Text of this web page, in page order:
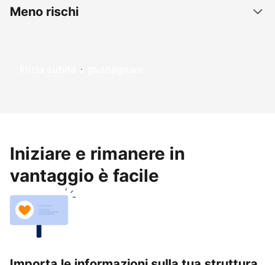
Meno rischi
Inizia subito a guadagnare
Iniziare e rimanere in
vantaggio è facile